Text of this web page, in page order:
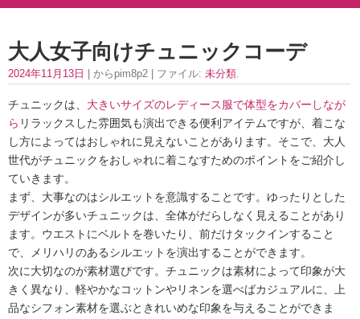
大人女子向けチュニックコーデ
2024年11月13日 | からpim8p2 | ファイル: 未分類.
チュニックは、 大きいサイズのレディース服で体型をカバーしなが
ら リラックスした雰囲気も演出できる便利アイテムですが、着こな
し方によってはおしゃれに見えないことがあります。そこで、大人
世代がチュニックをおしゃれに着こなすためのポイントをご紹介し
ていきます。
まず、大事なのはシルエットを意識することです。ゆったりとした
デザインが多いチュニックは、全体がだらしなく見えることがあり
ます。ウエストにベルトを巻いたり、前だけタックインすること
で、メリハリのあるシルエットを演出することができます。
次に大切なのが素材選びです。チュニックは素材によって印象が大
きく異なり、軽やかなコットンやリネンを選べばカジュアルに、上
品なシフォン素材を選ぶときれいめな印象を与えることができま